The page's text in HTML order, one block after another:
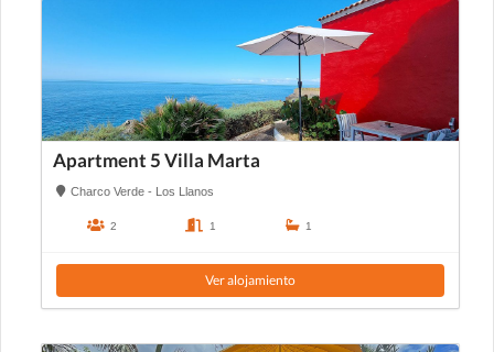
Apartment 5 Villa Marta
Charco Verde - Los Llanos
2 1 1
Ver alojamiento